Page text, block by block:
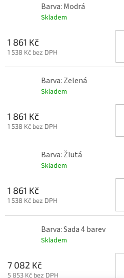
Barva: Modrá
Skladem
1 861 Kč
1 538 Kč bez DPH
Barva: Zelená
Skladem
1 861 Kč
1 538 Kč bez DPH
Barva: Žlutá
Skladem
1 861 Kč
1 538 Kč bez DPH
Barva: Sada 4 barev
Skladem
7 082 Kč
5 853 Kč bez DPH